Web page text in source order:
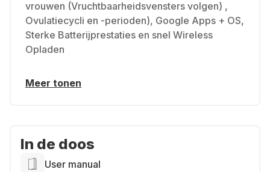
vrouwen (Vruchtbaarheidsvensters volgen) ,
Ovulatiecycli en -perioden), Google Apps + OS,
Sterke Batterijprestaties en snel Wireless
Opladen
Meer tonen
In de doos
User manual